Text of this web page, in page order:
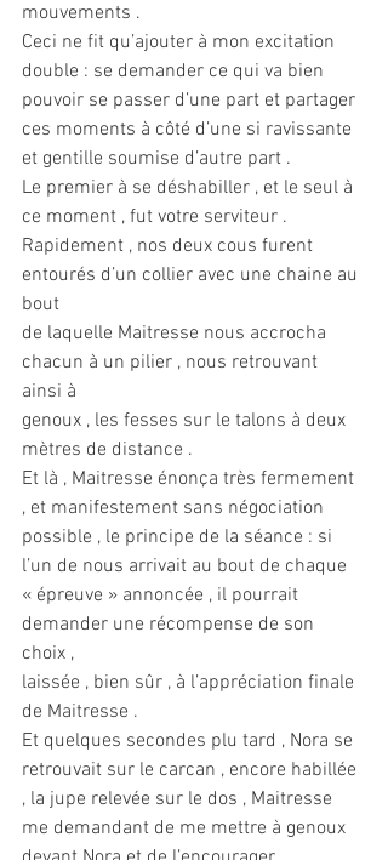
mouvements .
Ceci ne fit qu’ajouter à mon excitation
double : se demander ce qui va bien
pouvoir se passer d’une part et partager
ces moments à côté d’une si ravissante
et gentille soumise d’autre part .
Le premier à se déshabiller , et le seul à
ce moment , fut votre serviteur .
Rapidement , nos deux cous furent
entourés d’un collier avec une chaine au
bout
de laquelle Maitresse nous accrocha
chacun à un pilier , nous retrouvant
ainsi à
genoux , les fesses sur le talons à deux
mètres de distance .
Et là , Maitresse énonça très fermement
, et manifestement sans négociation
possible , le principe de la séance : si
l’un de nous arrivait au bout de chaque
« épreuve » annoncée , il pourrait
demander une récompense de son
choix ,
laissée , bien sûr , à l’appréciation finale
de Maitresse .
Et quelques secondes plu tard , Nora se
retrouvait sur le carcan , encore habillée
, la jupe relevée sur le dos , Maitresse
me demandant de me mettre à genoux